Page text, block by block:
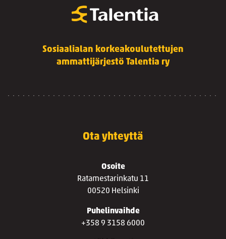
Sosiaalialan korkeakoulutettujen
ammattijärjestö Talentia ry
Ota yhteyttä
Osoite
Ratamestarinkatu 11
00520 Helsinki
Puhelinvaihde
+358 9 3158 6000